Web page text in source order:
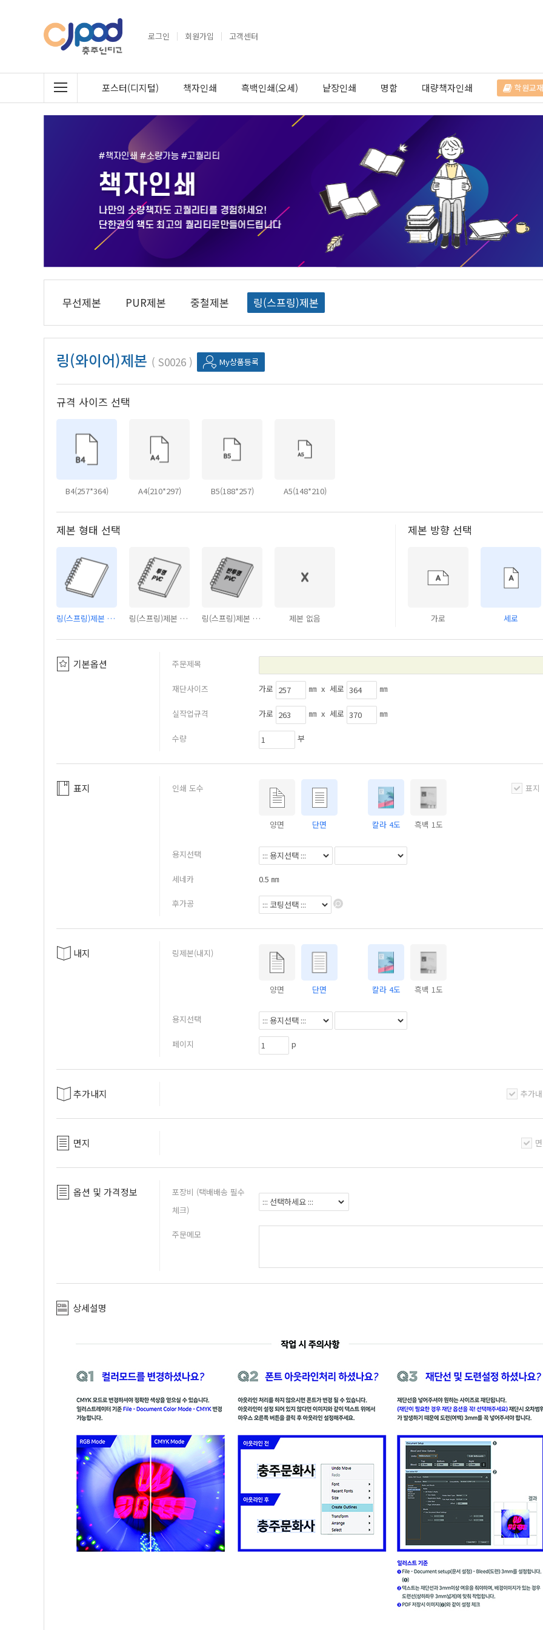
로그인 회원가입 고객센터
포스터(디지털) 책자인쇄 흑백인쇄(오세) 낱장인쇄 명함 대량책자인쇄 학원교재
무선제본 PUR제본 중철제본 링(스프링)제본
링(와이어)제본 S0026 My상품등록
규격 사이즈 선택
B4(257*364) A4(210*297) B5(188*257) A5(148*210)
제본 형태 선택
링(스프링)제본 - 커버없음 링(스프링)제본 - PVC투명커버 링(스프링)제본 - PVC반투명커버 제본 없음
제본 방향 선택
가로 세로
기본옵션 주문제목
재단사이즈 가로 ㎜ x 세로 ㎜
실작업규격 가로 ㎜ x 세로 ㎜
수량 부
표지
표지 인쇄 도수
양면 단면 칼라 4도 흑백 1도
용지선택
세네카 0.5 ㎜
후가공
내지 링제본(내지)
양면 단면 칼라 4도 흑백 1도
용지선택
페이지 p
추가
추가내지
면지
옵션 및 가격정보
포장비 (택배배송 필수
체크)
주문메모
상세설명